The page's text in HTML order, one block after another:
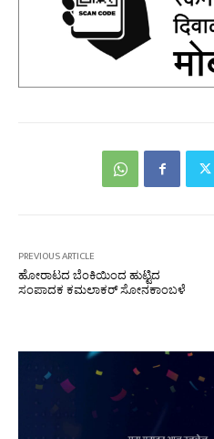
PREVIOUS ARTICLE
ಹೋರಾಟದ ಬೆಂಕಿಯಿಂದ ಹುಟ್ಟಿದ
ಸಂಪಾದಕ ಕಮಲಾಕರ್ ಸೋನಕಾಂಬಳೆ